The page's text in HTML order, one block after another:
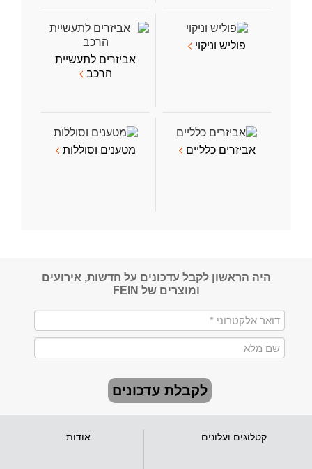
פוליש וניקוי
אביזרים לתעשיית
הרכב
אביזרים כלליים מטענים וסוללות
היה הראשון לקבל עדכונים על חדשות, אירועים
ומוצרים של FEIN
לקבלת עדכונים
קטלוגים ועלונים אודות